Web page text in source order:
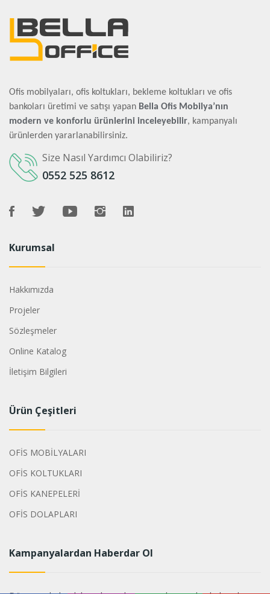
Ofis mobilyaları, ofis koltukları, bekleme koltukları ve ofis
bankoları üretimi ve satışı yapan Bella Ofis Mobilya’nın
modern ve konforlu ürünlerini inceleyebilir, kampanyalı
ürünlerden yararlanabilirsiniz.
Size Nasıl Yardımcı Olabiliriz?
0552 525 8612
Kurumsal
Hakkımızda
Projeler
Sözleşmeler
Online Katalog
İletişim Bilgileri
Ürün Çeşitleri
OFİS MOBİLYALARI
OFİS KOLTUKLARI
OFİS KANEPELERİ
OFİS DOLAPLARI
Kampanyalardan Haberdar Ol